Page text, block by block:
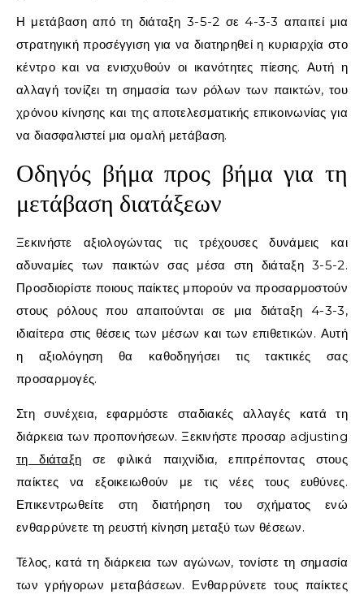
Η μετάβαση από τη διάταξη 3-5-2 σε 4-3-3 απαιτεί μια
στρατηγική προσέγγιση για να διατηρηθεί η κυριαρχία στο
κέντρο και να ενισχυθούν οι ικανότητες πίεσης. Αυτή η
αλλαγή τονίζει τη σημασία των ρόλων των παικτών, του
χρόνου κίνησης και της αποτελεσματικής επικοινωνίας για
να διασφαλιστεί μια ομαλή μετάβαση.
Οδηγός βήμα προς βήμα για τη
μετάβαση διατάξεων
Ξεκινήστε αξιολογώντας τις τρέχουσες δυνάμεις και
αδυναμίες των παικτών σας μέσα στη διάταξη 3-5-2.
Προσδιορίστε ποιους παίκτες μπορούν να προσαρμοστούν
στους ρόλους που απαιτούνται σε μια διάταξη 4-3-3,
ιδιαίτερα στις θέσεις των μέσων και των επιθετικών. Αυτή
η αξιολόγηση θα καθοδηγήσει τις τακτικές σας
προσαρμογές.
Στη συνέχεια, εφαρμόστε σταδιακές αλλαγές κατά τη
διάρκεια των προπονήσεων. Ξεκινήστε προσαρ adjusting
τη διάταξη σε φιλικά παιχνίδια, επιτρέποντας στους
παίκτες να εξοικειωθούν με τις νέες τους ευθύνες.
Επικεντρωθείτε στη διατήρηση του σχήματος ενώ
ενθαρρύνετε τη ρευστή κίνηση μεταξύ των θέσεων.
Τέλος, κατά τη διάρκεια των αγώνων, τονίστε τη σημασία
των γρήγορων μεταβάσεων. Ενθαρρύνετε τους παίκτες